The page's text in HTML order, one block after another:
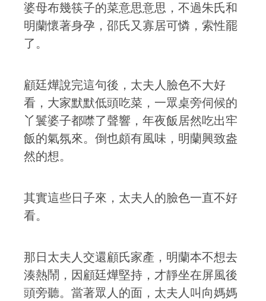
婆母布幾筷子的菜意思意思，不過朱氏和
明蘭懷著身孕，邵氏又寡居可憐，索性罷
了。
顧廷燁說完這句後，太夫人臉色不大好
看，大家默默低頭吃菜，一眾桌旁伺候的
丫鬟婆子都噤了聲響，年夜飯居然吃出牢
飯的氣氛來。倒也頗有風味，明蘭興致盎
然的想。
其實這些日子來，太夫人的臉色一直不好
看。
那日太夫人交還顧氏家產，明蘭本不想去
湊熱鬧，因顧廷燁堅持，才靜坐在屏風後
頭旁聽。當著眾人的面，太夫人叫向媽媽